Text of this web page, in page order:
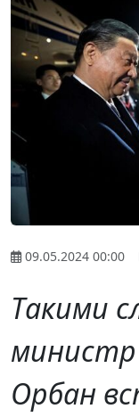
09.05.2024 00:00
Такими
Орбан